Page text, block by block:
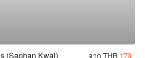
(Saphan Kwai) จาก THB 179